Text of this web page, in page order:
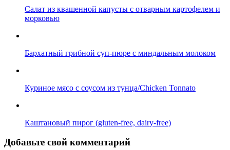
Салат из квашенной капусты с отварным картофелем и
морковью
Бархатный грибной суп-пюре с миндальным молоком
Куриное мясо с соусом из тунца/Chicken Tonnato
Каштановый пирог (gluten-free, dairy-free)
Добавьте свой комментарий